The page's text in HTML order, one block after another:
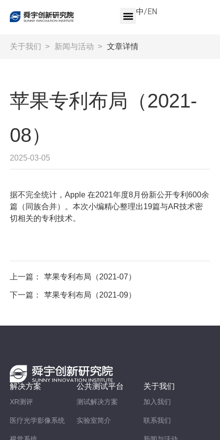
中/EN
关于我们 > 新闻与活动 > 文章详情
苹果专利布局（2021-
08）
2025-03-05
据不完全统计，Apple 在2021年度8月份新公开专利600余
篇（同族合并）。本次小编精心整理出19篇与AR技术密
切相关的专利技术。
上一篇： 苹果专利布局（2021-07）
下一篇： 苹果专利布局（2021-09）
解决方案
XR测评
医疗光学影像系统
公共测试平台
测试解决方案
实验室简介
关于我们
加入我们
联系我们